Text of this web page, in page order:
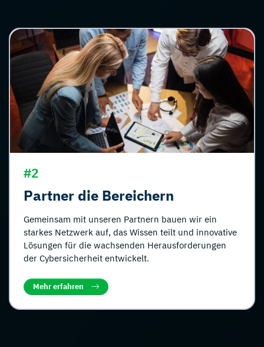
#2
Partner die Bereichern
Gemeinsam mit unseren Partnern bauen wir ein
starkes Netzwerk auf, das Wissen teilt und innovative
Lösungen für die wachsenden Herausforderungen
der Cybersicherheit entwickelt.
Mehr erfahren